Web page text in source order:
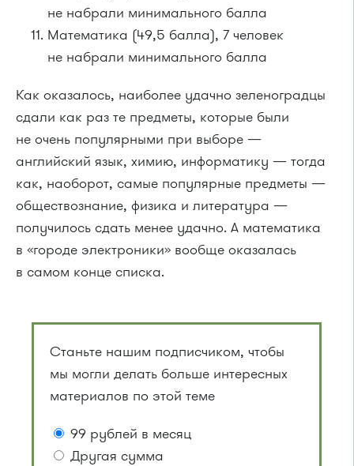
не набрали минимального балла
Математика (49,5 балла), 7 человек
не набрали минимального балла
Как оказалось, наиболее удачно зеленоградцы
сдали как раз те предметы, которые были
не очень популярными при выборе —
английский язык, химию, информатику — тогда
как, наоборот, самые популярные предметы —
обществознание, физика и литература —
получилось сдать менее удачно. А математика
в «городе электроники» вообще оказалась
в самом конце списка.
Станьте нашим подписчиком, чтобы
мы могли делать больше интересных
материалов по этой теме
99 рублей в месяц
Другая сумма